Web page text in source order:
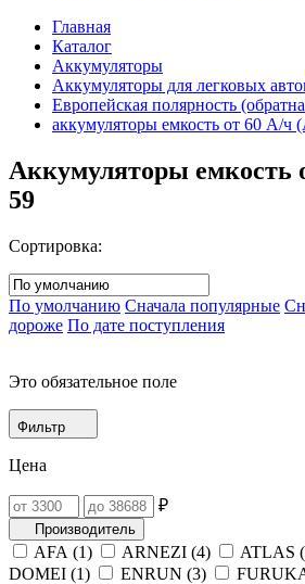
Главная
Каталог
Аккумуляторы
Аккумуляторы для легковых
Европейская полярность
аккумуляторы емкость от 60 А/ч
Аккумуляторы емкость
59
Сортировка:
По умолчанию Сначала популярные
дороже По дате поступления
Это обязательное поле
Фильтр
Цена
₽
Производитель
AFA (1) ARNEZI (4) ATLAS (
DOMEI (1) ENRUN (3)